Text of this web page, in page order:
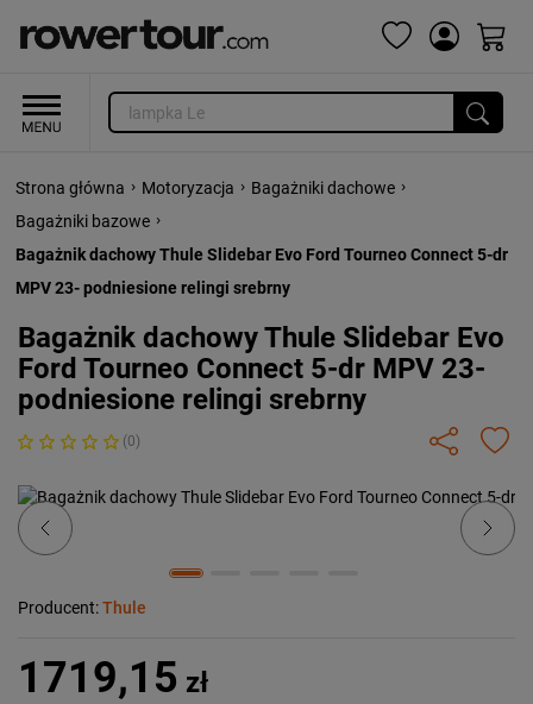
Strona główna › Motoryzacja › Bagażniki dachowe ›
Bagażniki bazowe ›
Bagażnik dachowy Thule Slidebar Evo Ford Tourneo Connect 5-dr
MPV 23- podniesione relingi srebrny
Bagażnik dachowy Thule Slidebar Evo
Ford Tourneo Connect 5-dr MPV 23-
podniesione relingi srebrny
(0)
Previous Next
Producent:Thule
1719,15 zł